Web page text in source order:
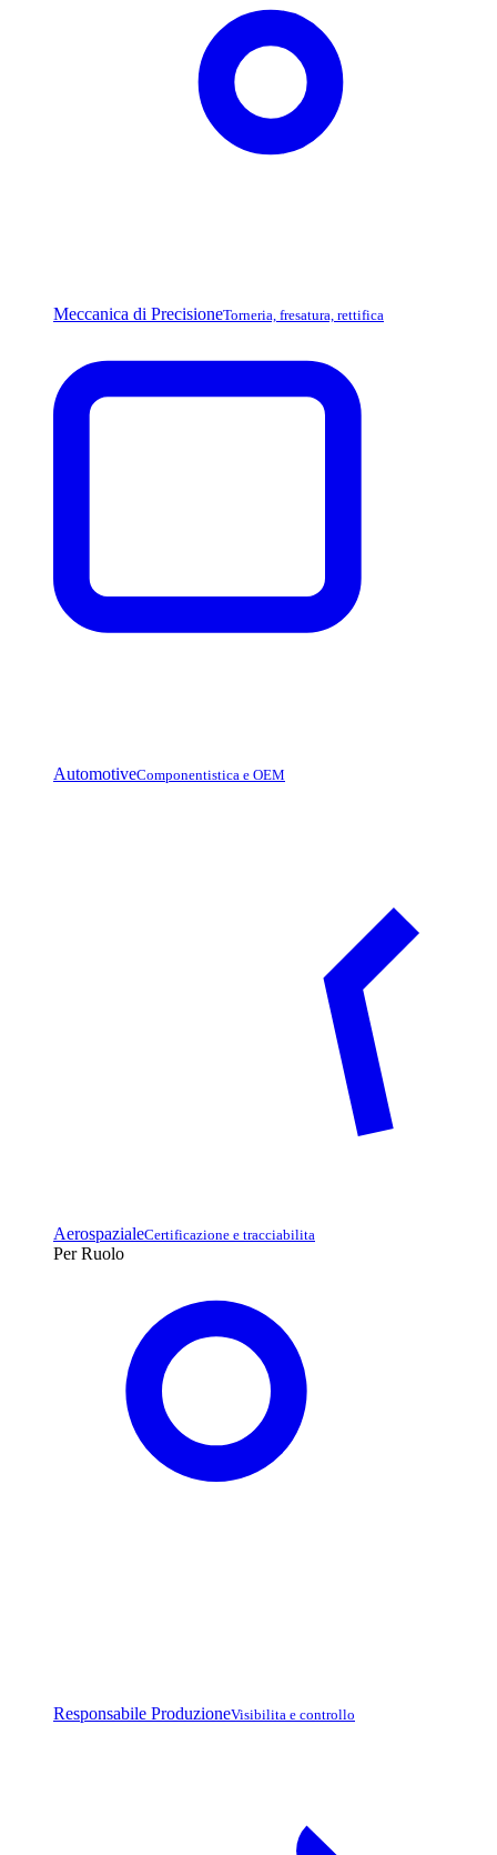
Meccanica di PrecisioneTorneria, fresatura, rettifica
AutomotiveComponentistica e OEM
AerospazialeCertificazione e tracciabilita
Per Ruolo
Responsabile ProduzioneVisibilita e controllo